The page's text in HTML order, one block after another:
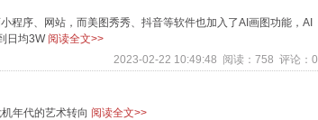
程序、网站，而美图秀秀、抖音等软件也加入了AI画图功能，AI
日均3W 阅读全文>>
2023-02-22 10:49:48 阅读：758 评论：0
年代的艺术转向 阅读全文>>